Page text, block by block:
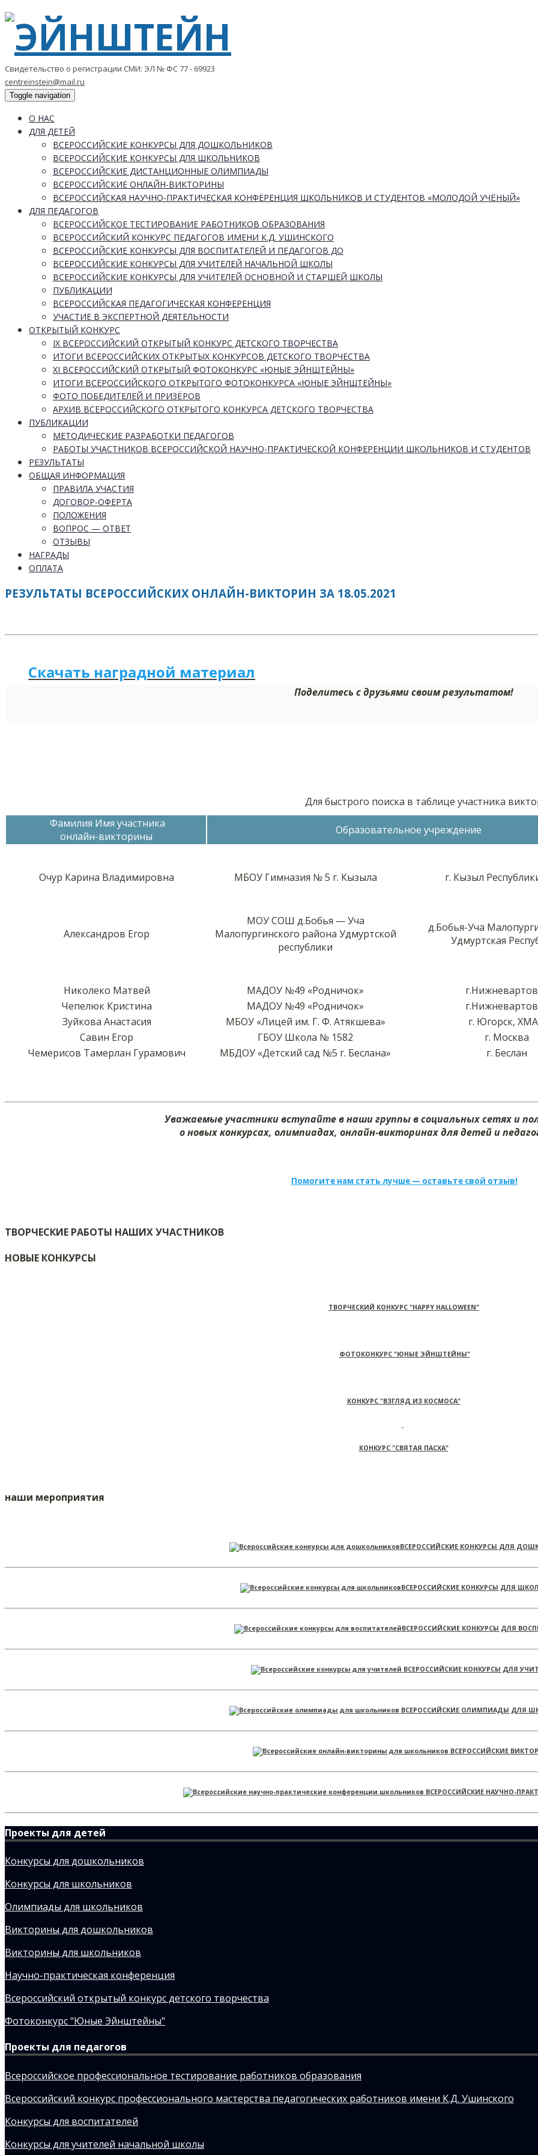
Свидетельство о регистрации СМИ: ЭЛ № ФС 77 - 69923
centreinstein@mail.ru
Toggle navigation
О НАС
ДЛЯ ДЕТЕЙ
ВСЕРОССИЙСКИЕ КОНКУРСЫ ДЛЯ ДОШКОЛЬНИКОВ
ВСЕРОССИЙСКИЕ КОНКУРСЫ ДЛЯ ШКОЛЬНИКОВ
ВСЕРОССИЙСКИЕ ДИСТАНЦИОННЫЕ ОЛИМПИАДЫ
ВСЕРОССИЙСКИЕ ОНЛАЙН-ВИКТОРИНЫ
ВСЕРОССИЙСКАЯ НАУЧНО-ПРАКТИЧЕСКАЯ КОНФЕРЕНЦИЯ ШКОЛЬНИКОВ И СТУДЕНТОВ «МОЛОДОЙ УЧЁНЫЙ»
ДЛЯ ПЕДАГОГОВ
ВСЕРОССИЙСКОЕ ТЕСТИРОВАНИЕ РАБОТНИКОВ ОБРАЗОВАНИЯ
ВСЕРОССИЙСКИЙ КОНКУРС ПЕДАГОГОВ ИМЕНИ К.Д. УШИНСКОГО
ВСЕРОССИЙСКИЕ КОНКУРСЫ ДЛЯ ВОСПИТАТЕЛЕЙ И ПЕДАГОГОВ ДО
ВСЕРОССИЙСКИЕ КОНКУРСЫ ДЛЯ УЧИТЕЛЕЙ НАЧАЛЬНОЙ ШКОЛЫ
ВСЕРОССИЙСКИЕ КОНКУРСЫ ДЛЯ УЧИТЕЛЕЙ ОСНОВНОЙ И СТАРШЕЙ ШКОЛЫ
ПУБЛИКАЦИИ
ВСЕРОССИЙСКАЯ ПЕДАГОГИЧЕСКАЯ КОНФЕРЕНЦИЯ
УЧАСТИЕ В ЭКСПЕРТНОЙ ДЕЯТЕЛЬНОСТИ
ОТКРЫТЫЙ КОНКУРС
IX ВСЕРОССИЙСКИЙ ОТКРЫТЫЙ КОНКУРС ДЕТСКОГО ТВОРЧЕСТВА
ИТОГИ ВСЕРОССИЙСКИХ ОТКРЫТЫХ КОНКУРСОВ ДЕТСКОГО ТВОРЧЕСТВА
XI ВСЕРОССИЙСКИЙ ОТКРЫТЫЙ ФОТОКОНКУРС «ЮНЫЕ ЭЙНШТЕЙНЫ»
ИТОГИ ВСЕРОССИЙСКОГО ОТКРЫТОГО ФОТОКОНКУРСА «ЮНЫЕ ЭЙНШТЕЙНЫ»
ФОТО ПОБЕДИТЕЛЕЙ И ПРИЗЁРОВ
АРХИВ ВСЕРОССИЙСКОГО ОТКРЫТОГО КОНКУРСА ДЕТСКОГО ТВОРЧЕСТВА
ПУБЛИКАЦИИ
МЕТОДИЧЕСКИЕ РАЗРАБОТКИ ПЕДАГОГОВ
РАБОТЫ УЧАСТНИКОВ ВСЕРОССИЙСКОЙ НАУЧНО-ПРАКТИЧЕСКОЙ КОНФЕРЕНЦИИ ШКОЛЬНИКОВ И СТУДЕНТОВ
РЕЗУЛЬТАТЫ
ОБЩАЯ ИНФОРМАЦИЯ
ПРАВИЛА УЧАСТИЯ
ДОГОВОР-ОФЕРТА
ПОЛОЖЕНИЯ
ВОПРОС — ОТВЕТ
ОТЗЫВЫ
НАГРАДЫ
ОПЛАТА
РЕЗУЛЬТАТЫ ВСЕРОССИЙСКИХ ОНЛАЙН-ВИКТОРИН ЗА 18.05.2021
Скачать наградной материал
Поделитесь с друзьями своим результатом!
Для быстрого поиска в таблице участника
Фамилия Имя участника
онлайн-викторины
Образовательное учреждение
Очур Карина Владимировна МБОУ Гимназия № 5 г. Кызыла г. Кызыл
Александров Егор
МОУ СОШ д.Бобья — Уча
Малопургинского района Удмуртской
республики
д.Бобья-Уча
Удмуртская
Николеко Матвей
МАДОУ №49 «Родничок»
Чепелюк Кристина
МАДОУ №49 «Родничок»
Зуйкова Анастасия
МБОУ «Лицей им. Г. Ф. Атякшева» г. Югорск,
Савин Егор
ГБОУ Школа № 1582 г. Москва
Чемерисов Тамерлан Гурамович
МБДОУ «Детский сад №5 г. Беслана» г. Беслан
Уважаемые участники вступайте в наши группы в социальных сетях и
о новых конкурсах, олимпиадах, онлайн-викторинах для детей и
Помогите нам стать лучше — оставьте свой отзыв!
ТВОРЧЕСКИЕ РАБОТЫ НАШИХ УЧАСТНИКОВ
НОВЫЕ КОНКУРСЫ
ТВОРЧЕСКИЙ КОНКУРС "HAPPY HALLOWEEN"
ФОТОКОНКУРС "ЮНЫЕ ЭЙНШТЕЙНЫ"
КОНКУРС "ВЗГЛЯД ИЗ КОСМОСА"
КОНКУРС "СВЯТАЯ ПАСХА"
наши мероприятия
ВСЕРОССИЙСКИЕ КОНКУРСЫ ДЛЯ
ВСЕРОССИЙСКИЕ КОНКУРСЫ ДЛЯ
ВСЕРОССИЙСКИЕ КОНКУРСЫ ДЛЯ
ВСЕРОССИЙСКИЕ КОНКУРСЫ ДЛЯ
ВСЕРОССИЙСКИЕ ОЛИМПИАДЫ ДЛЯ
ВСЕРОССИЙСКИЕ
ВСЕРОССИЙСКИЕ НАУЧНО-
Проекты для детей
Конкурсы для дошкольников
Конкурсы для школьников
Олимпиады для школьников
Викторины для дошкольников
Викторины для школьников
Научно-практическая конференция
Всероссийский открытый конкурс детского творчества
Фотоконкурс "Юные Эйнштейны"
Проекты для педагогов
Всероссийское профессиональное тестирование работников образования
Всероссийский конкурс профессионального мастерства педагогических работников имени К.Д. Ушинского
Конкурсы для воспитателей
Конкурсы для учителей начальной школы